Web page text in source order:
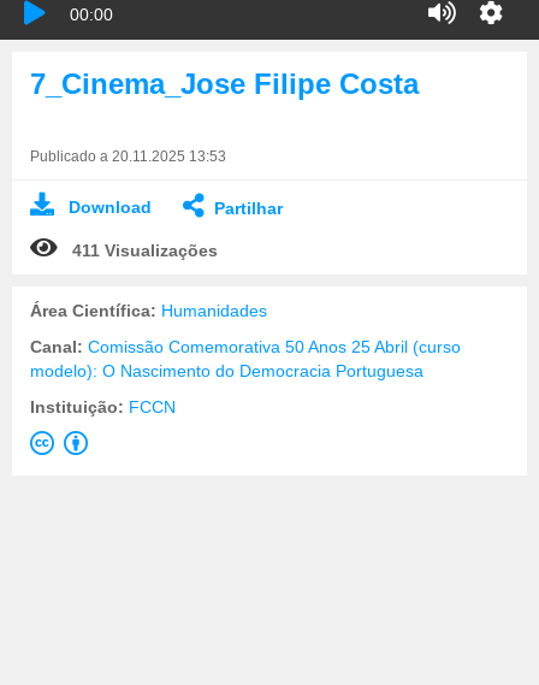
00:00
7_Cinema_Jose Filipe Costa
Publicado a 20.11.2025 13:53
Download Partilhar
411 Visualizações
Área Científica: Humanidades
Canal: Comissão Comemorativa 50 Anos 25 Abril (curso
modelo): O Nascimento do Democracia Portuguesa
Instituição: FCCN